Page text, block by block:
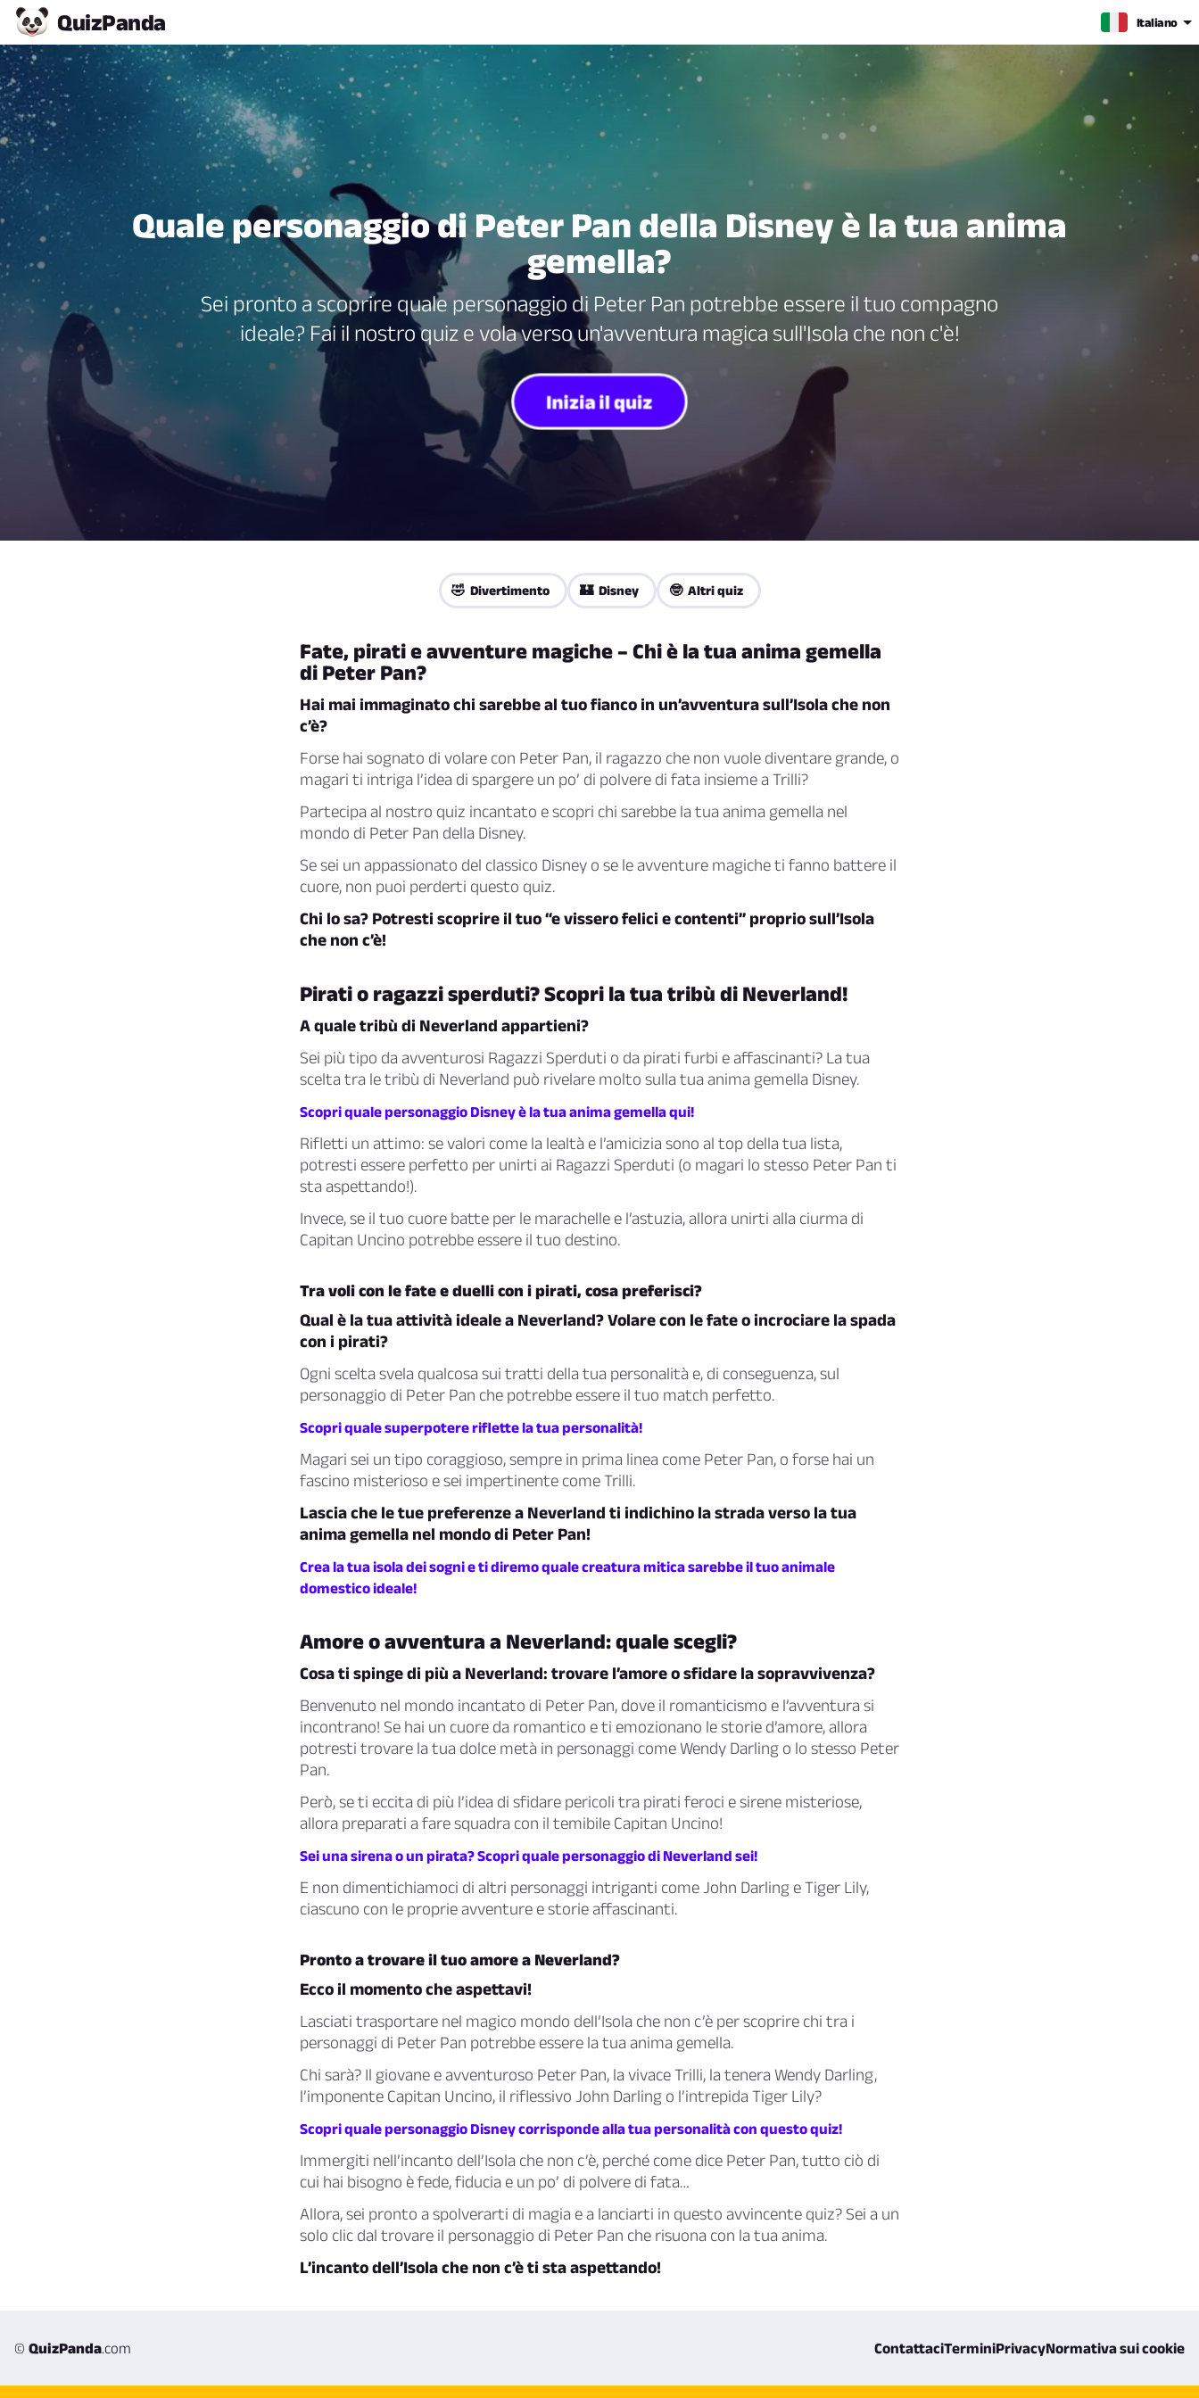
QuizPanda Italiano
Quale personaggio di Peter Pan della Disney è la tua anima
gemella?
Sei pronto a scoprire quale personaggio di Peter Pan potrebbe essere il tuo compagno
ideale? Fai il nostro quiz e vola verso un'avventura magica sull'Isola che non c'è!
Inizia il quiz
🤣 Divertimento 🏰 Disney 🤓 Altri quiz
Fate, pirati e avventure magiche – Chi è la tua anima gemella
di Peter Pan?
Hai mai immaginato chi sarebbe al tuo fianco in un’avventura sull’Isola che non
c’è?
Forse hai sognato di volare con Peter Pan, il ragazzo che non vuole diventare grande, o
magari ti intriga l’idea di spargere un po’ di polvere di fata insieme a Trilli?
Partecipa al nostro quiz incantato e scopri chi sarebbe la tua anima gemella nel
mondo di Peter Pan della Disney.
Se sei un appassionato del classico Disney o se le avventure magiche ti fanno battere il
cuore, non puoi perderti questo quiz.
Chi lo sa? Potresti scoprire il tuo “e vissero felici e contenti” proprio sull’Isola
che non c’è!
Pirati o ragazzi sperduti? Scopri la tua tribù di Neverland!
A quale tribù di Neverland appartieni?
Sei più tipo da avventurosi Ragazzi Sperduti o da pirati furbi e affascinanti? La tua
scelta tra le tribù di Neverland può rivelare molto sulla tua anima gemella Disney.
Scopri quale personaggio Disney è la tua anima gemella qui!
Rifletti un attimo: se valori come la lealtà e l’amicizia sono al top della tua lista,
potresti essere perfetto per unirti ai Ragazzi Sperduti (o magari lo stesso Peter Pan ti
sta aspettando!).
Invece, se il tuo cuore batte per le marachelle e l’astuzia, allora unirti alla ciurma di
Capitan Uncino potrebbe essere il tuo destino.
Tra voli con le fate e duelli con i pirati, cosa preferisci?
Qual è la tua attività ideale a Neverland? Volare con le fate o incrociare la spada
con i pirati?
Ogni scelta svela qualcosa sui tratti della tua personalità e, di conseguenza, sul
personaggio di Peter Pan che potrebbe essere il tuo match perfetto.
Scopri quale superpotere riflette la tua personalità!
Magari sei un tipo coraggioso, sempre in prima linea come Peter Pan, o forse hai un
fascino misterioso e sei impertinente come Trilli.
Lascia che le tue preferenze a Neverland ti indichino la strada verso la tua
anima gemella nel mondo di Peter Pan!
Crea la tua isola dei sogni e ti diremo quale creatura mitica sarebbe il tuo animale
domestico ideale!
Amore o avventura a Neverland: quale scegli?
Cosa ti spinge di più a Neverland: trovare l’amore o sfidare la sopravvivenza?
Benvenuto nel mondo incantato di Peter Pan, dove il romanticismo e l’avventura si
incontrano! Se hai un cuore da romantico e ti emozionano le storie d’amore, allora
potresti trovare la tua dolce metà in personaggi come Wendy Darling o lo stesso Peter
Pan.
Però, se ti eccita di più l’idea di sfidare pericoli tra pirati feroci e sirene misteriose,
allora preparati a fare squadra con il temibile Capitan Uncino!
Sei una sirena o un pirata? Scopri quale personaggio di Neverland sei!
E non dimentichiamoci di altri personaggi intriganti come John Darling e Tiger Lily,
ciascuno con le proprie avventure e storie affascinanti.
Pronto a trovare il tuo amore a Neverland?
Ecco il momento che aspettavi!
Lasciati trasportare nel magico mondo dell’Isola che non c’è per scoprire chi tra i
personaggi di Peter Pan potrebbe essere la tua anima gemella.
Chi sarà? Il giovane e avventuroso Peter Pan, la vivace Trilli, la tenera Wendy Darling,
l’imponente Capitan Uncino, il riflessivo John Darling o l’intrepida Tiger Lily?
Scopri quale personaggio Disney corrisponde alla tua personalità con questo quiz!
Immergiti nell’incanto dell’Isola che non c’è, perché come dice Peter Pan,tutto ciò di
cui hai bisogno è fede, fiducia e un po’ di polvere di fata…
Allora, sei pronto a spolverarti di magia e a lanciarti in questo avvincente quiz? Sei a un
solo clic dal trovare il personaggio di Peter Pan che risuona con la tua anima.
L’incanto dell’Isola che non c’è ti sta aspettando!
© QuizPanda.com ContattaciTerminiPrivacyNormativa sui cookie